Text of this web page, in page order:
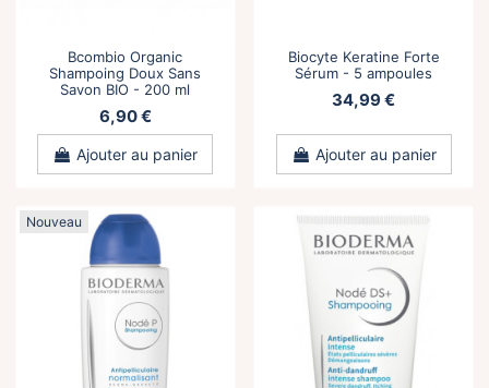
Bcombio Organic
Shampoing Doux Sans
Savon BIO - 200 ml
6,90 €
Ajouter au panier
Biocyte Keratine Forte
Sérum - 5 ampoules
34,99 €
Ajouter au panier
Nouveau